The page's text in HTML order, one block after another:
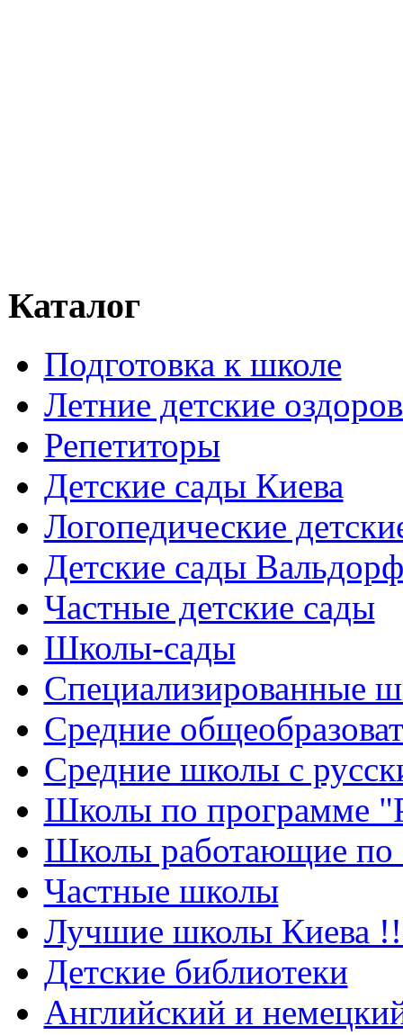
Каталог
Подготовка к школе
Летние детские
Репетиторы
Детские сады Киева
Логопедические
Детские сады
Частные детские сады
Школы-сады
Cпециализированные
Cредние
Средние школы с
Школы по программе
Школы работающие по
Частные школы
Лучшие школы Киева
Детские библиотеки
Английский и